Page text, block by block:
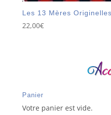
Les 13 Mères
22,00€
Panier
Votre panier est vide.